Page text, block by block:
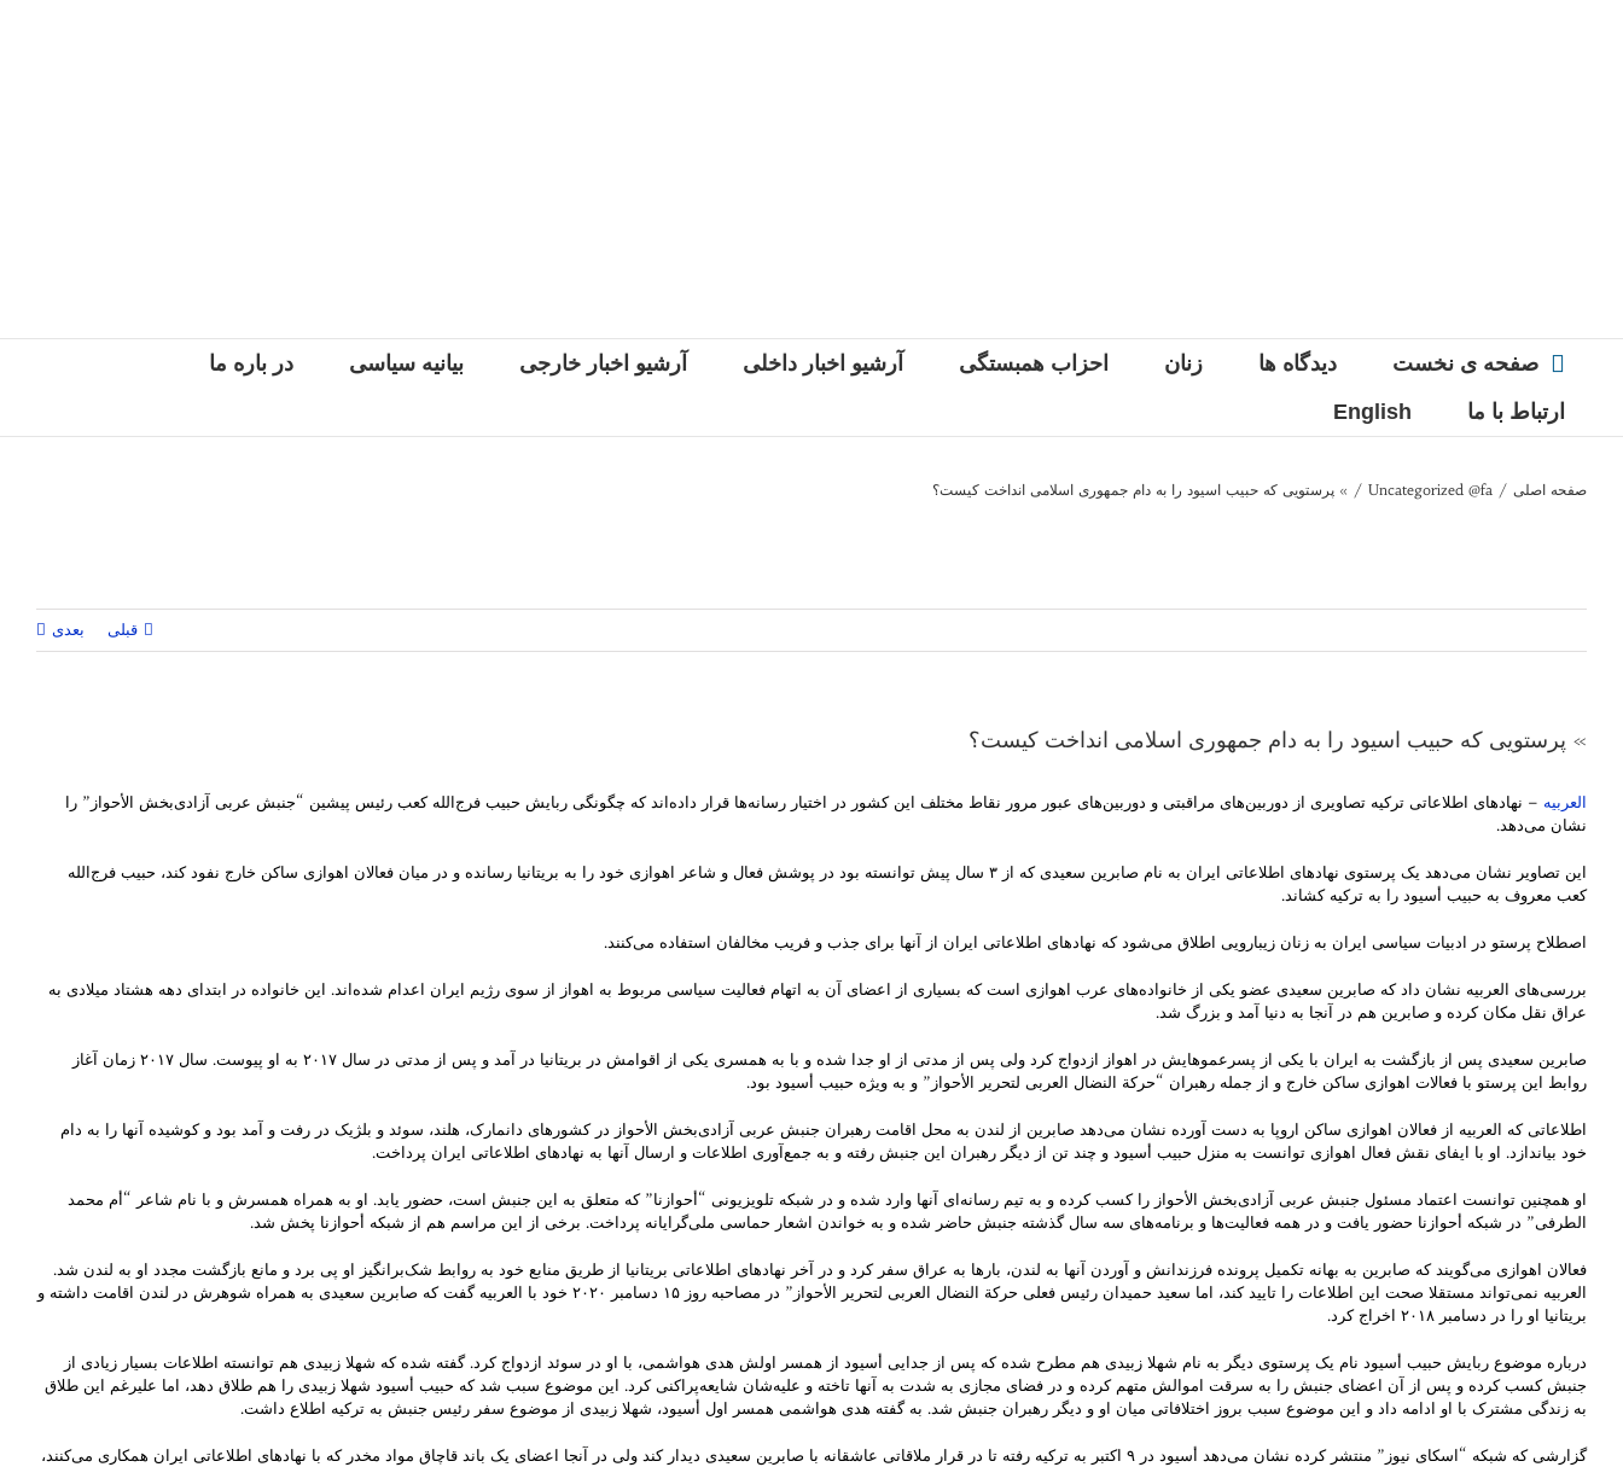
صفحه ی نخست دیدگاه ها زنان احزاب همبستگی آرشیو اخبار داخلی آرشیو اخبار خارجی بیانیه سیاسی
در باره ما
ارتباط با ما
English
صفحه اصلی /
Uncategorized @fa
/ » پرستویی که حبیب اسیود را به دام جمهوری اسلامی انداخت کیست؟
قبلی بعدی
» پرستویی که حبیب اسیود را به دام جمهوری اسلامی انداخت کیست؟
العربیه – نهادهای اطلاعاتی ترکیه تصاویری از دوربین‌های مراقبتی و دوربین‌های عبور مرور نقاط مختلف این کشور در اختیار رسانه‌ها قرار داده‌اند که چگونگی ربایش حبیب فرج‌الله کعب رئیس پیشین “جنبش عربی آزادی‌بخش الأحواز” را
نشان می‌دهد.
این تصاویر نشان می‌دهد یک پرستوی نهادهای اطلاعاتی ایران به نام صابرین سعیدی که از ۳ سال پیش توانسته بود در پوشش فعال و شاعر اهوازی خود را به بریتانیا رسانده و در میان فعالان اهوازی ساکن خارج نفود کند، حبیب فرج‌الله
کعب معروف به حبیب أسیود را به ترکیه کشاند.
اصطلاح پرستو در ادبیات سیاسی ایران به زنان زیبارویی اطلاق می‌شود که نهادهای اطلاعاتی ایران از آنها برای جذب و فریب مخالفان استفاده می‌کنند.
بررسی‌های العربیه نشان داد که صابرین سعیدی عضو یکی از خانواده‌های عرب اهوازی است که بسیاری از اعضای آن به اتهام فعالیت سیاسی مربوط به اهواز از سوی رژیم ایران اعدام شده‌اند. این خانواده در ابتدای دهه هشتاد میلادی به
عراق نقل مکان کرده و صابرین هم در آنجا به دنیا آمد و بزرگ شد.
صابرین سعیدی پس از بازگشت به ایران با یکی از پسرعموهایش در اهواز ازدواج کرد ولی پس از مدتی از او جدا شده و با به همسری یکی از اقوامش در بریتانیا در آمد و پس از مدتی در سال ۲۰۱۷ به او پیوست. سال ۲۰۱۷ زمان آغاز
روابط این پرستو با فعالات اهوازی ساکن خارج و از جمله رهبران “حرکة النضال العربی لتحریر الأحواز” و به ویژه حبیب أسیود بود.
اطلاعاتی که العربیه از فعالان اهوازی ساکن اروپا به دست آورده نشان می‌دهد صابرین از لندن به محل اقامت رهبران جنبش عربی آزادی‌بخش الأحواز در کشورهای دانمارک، هلند، سوئد و بلژیک در رفت و آمد بود و کوشیده آنها را به دام
خود بیاندازد. او با ایفای نقش فعال اهوازی توانست به منزل حبیب أسیود و چند تن از دیگر رهبران این جنبش رفته و به جمع‌آوری اطلاعات و ارسال آنها به نهادهای اطلاعاتی ایران پرداخت.
او همچنین توانست اعتماد مسئول جنبش عربی آزادی‌بخش الأحواز را کسب کرده و به تیم رسانه‌ای آنها وارد شده و در شبکه تلویزیونی “أحوازنا” که متعلق به این جنبش است، حضور یابد. او به همراه همسرش و با نام شاعر “أم محمد
الطرفی” در شبکه أحوازنا حضور یافت و در همه فعالیت‌ها و برنامه‌های سه سال گذشته جنبش حاضر شده و به خواندن اشعار حماسی ملی‌گرایانه پرداخت. برخی از این مراسم هم از شبکه أحوازنا پخش شد.
فعالان اهوازی می‌گویند که صابرین به بهانه تکمیل پرونده فرزندانش و آوردن آنها به لندن، بارها به عراق سفر کرد و در آخر نهادهای اطلاعاتی بریتانیا از طریق منابع خود به روابط شک‌برانگیز او پی برد و مانع بازگشت مجدد او به لندن شد.
العربیه نمی‌تواند مستقلا صحت این اطلاعات را تایید کند، اما سعید حمیدان رئیس فعلی حرکة النضال العربی لتحریر الأحواز” در مصاحبه روز ۱۵ دسامبر ۲۰۲۰ خود با العربیه گفت که صابرین سعیدی به همراه شوهرش در لندن اقامت داشته و
بریتانیا او را در دسامبر ۲۰۱۸ اخراج کرد.
درباره موضوع ربایش حبیب أسیود نام یک پرستوی دیگر به نام شهلا زبیدی هم مطرح شده که پس از جدایی أسیود از همسر اولش هدی هواشمی، با او در سوئد ازدواج کرد. گفته شده که شهلا زبیدی هم توانسته اطلاعات بسیار زیادی از
جنبش کسب کرده و پس از آن اعضای جنبش را به سرقت اموالش متهم کرده و در فضای مجازی به شدت به آنها تاخته و علیه‌شان شایعه‌پراکنی کرد. این موضوع سبب شد که حبیب أسیود شهلا زبیدی را هم طلاق دهد، اما علیرغم این طلاق
به زندگی مشترک با او ادامه داد و این موضوع سبب بروز اختلافاتی میان او و دیگر رهبران جنبش شد. به گفته هدی هواشمی همسر اول أسیود، شهلا زبیدی از موضوع سفر رئیس جنبش به ترکیه اطلاع داشت.
گزارشی که شبکه “اسکای نیوز” منتشر کرده نشان می‌دهد أسیود در ۹ اکتبر به ترکیه رفته تا در قرار ملاقاتی عاشقانه با صابرین سعیدی دیدار کند ولی در آنجا اعضای یک باند قاچاق مواد مخدر که با نهادهای اطلاعاتی ایران همکاری می‌کنند،